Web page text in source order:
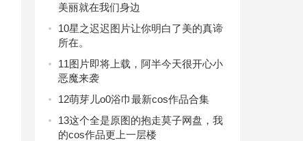
美丽就在我们身边
10星之迟迟图片让你明白了美的真谛
所在。
11图片即将上载，阿半今天很开心小
恶魔来袭
12萌芽儿o0浴巾最新cos作品合集
13这个全是原图的抱走莫子网盘，我
的cos作品更上一层楼